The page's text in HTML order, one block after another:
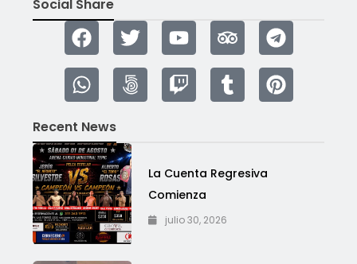
Social Share
Recent News
La Cuenta Regresiva
Comienza
julio 30, 2026